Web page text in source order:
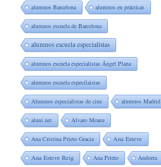
alumnos Barcelona alumnos en prácticas
alumnos escuela de Barcelona
alumnos escuela especialistas
alumnos escuela especialistas Ángel Plana
alumnos escuela especilaistas
Alumnos especialistas de cine alumnos Madrid
aluni.net Alvaro Meana
Ana Cristina Prieto Gracia Ana Esteve
Ana Esteve Reig Ana Prieto Andorra